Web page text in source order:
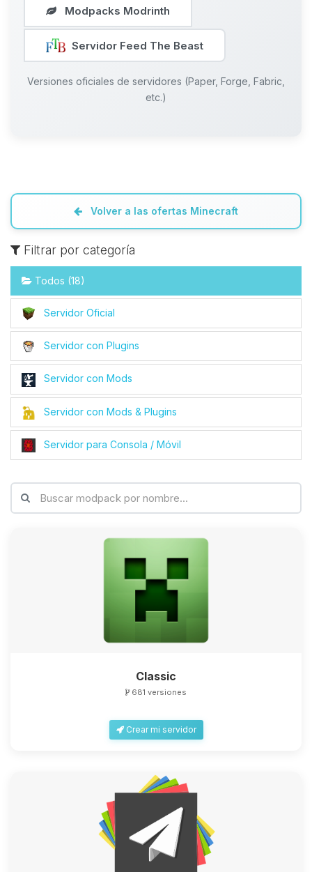
Modpacks Modrinth
Servidor Feed The Beast
Versiones oficiales de servidores (Paper, Forge, Fabric,
etc.)
Volver a las ofertas Minecraft
Filtrar por categoría
Todos (18)
Servidor Oficial
Servidor con Plugins
Servidor con Mods
Servidor con Mods & Plugins
Servidor para Consola / Móvil
Classic
681 versiones
Crear mi servidor